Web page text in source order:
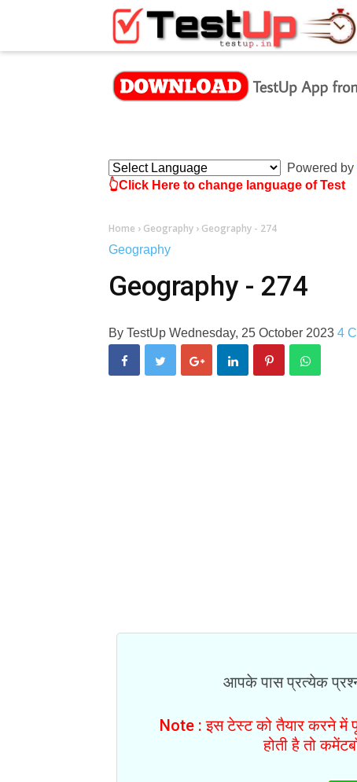
Powered by
👆Click Here to change language of Test
Home › Geography › Geography - 274
Geography
Geography - 274
By TestUp Wednesday, 25 October 2023 4
आपके पास प्रत्येक
Note : इस टेस्ट को तैयार करने में
होती है तो